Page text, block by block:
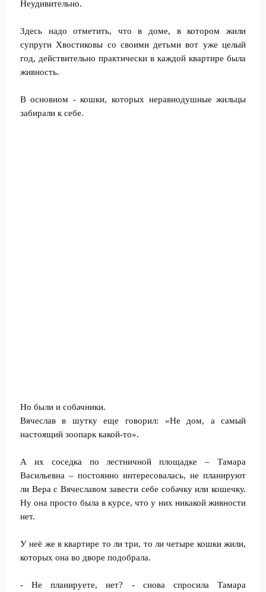
Неудивительно.
Здесь надо отметить, что в доме, в котором жили
супруги Хвостиковы со своими детьми вот уже целый
год, действительно практически в каждой квартире была
живность.
В основном - кошки, которых неравнодушные жильцы
забирали к себе.
Но были и собачники.
Вячеслав в шутку еще говорил: «Не дом, а самый
настоящий зоопарк какой-то».
А их соседка по лестничной площадке – Тамара
Васильевна – постоянно интересовалась, не планируют
ли Вера с Вячеславом завести себе собачку или кошечку.
Ну она просто была в курсе, что у них никакой живности
нет.
У неё же в квартире то ли три, то ли четыре кошки жили,
которых она во дворе подобрала.
- Не планируете, нет? - снова спросила Тамара